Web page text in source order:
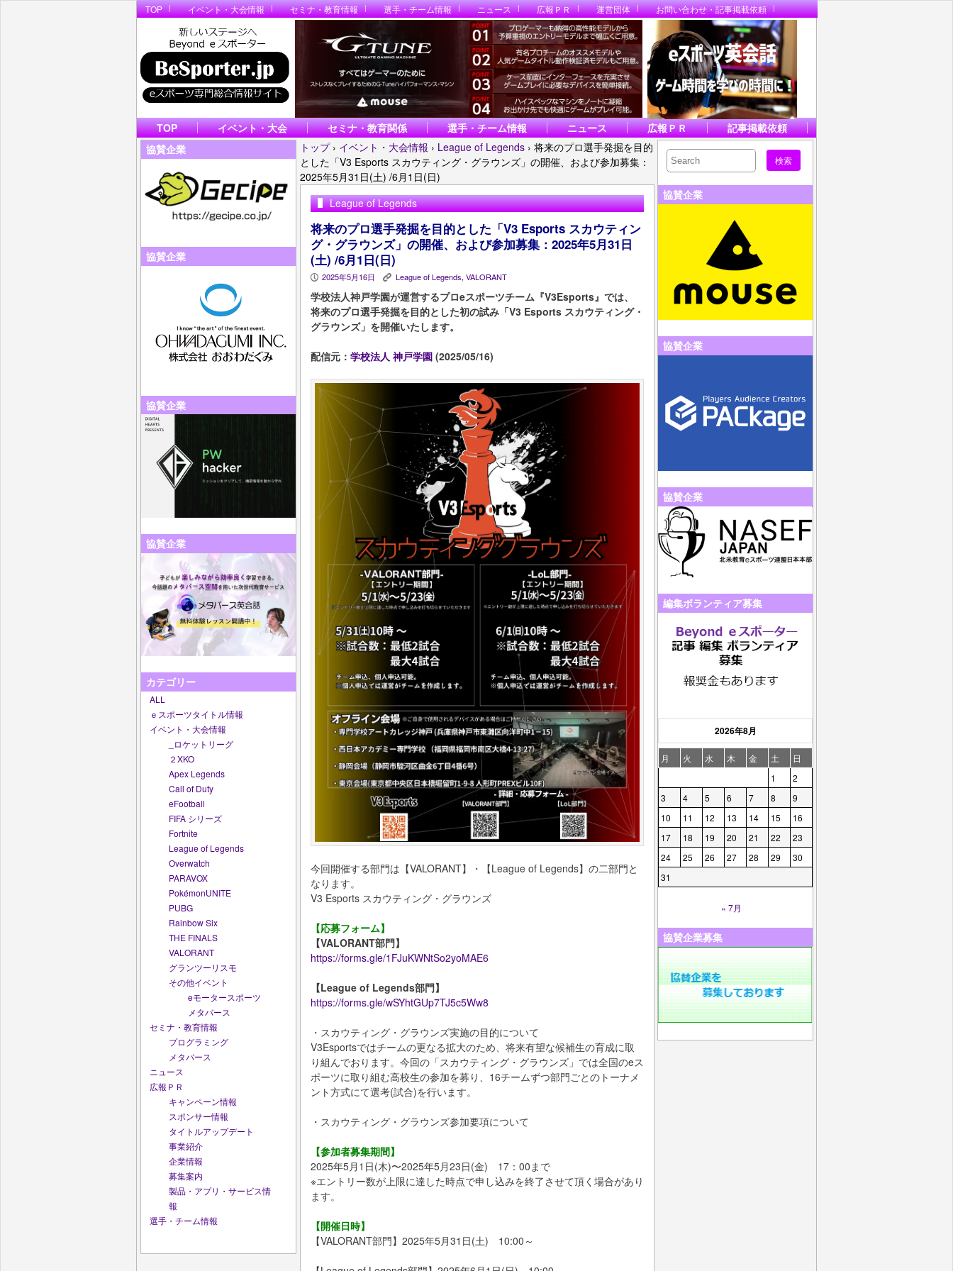
TOP イベント・大会情報 セミナ・教育情報 選手・チーム情報 ニュース 広報ＰＲ 運営団体 お問い合わせ・記事掲載依頼
TOP イベント・大会 セミナ・教育関係 選手・チーム情報 ニュース 広報ＰＲ
記事掲載依頼
協賛企業
協賛企業
協賛企業
協賛企業
カテゴリー
ALL
ｅスポーツタイトル情報
イベント・大会情報
_ロケットリーグ
２XKO
Apex Legends
Call of Duty
eFootball
FIFA シリーズ
Fortnite
League of Legends
Overwatch
PARAVOX
PokémonUNITE
PUBG
Rainbow Six
THE FINALS
VALORANT
グランツーリスモ
その他イベント
eモータースポーツ
メタバース
セミナ・教育情報
プログラミング
メタバース
ニュース
広報ＰＲ
キャンペーン情報
スポンサー情報
タイトルアップデート
事業紹介
企業情報
募集案内
製品・アプリ・サービス情
報
選手・チーム情報
トップ › イベント・大会情報 › League of Legends › 将来のプロ選手発掘を目的
とした「V3 Esports スカウティング・グラウンズ」の開催、および参加募集：
2025年5月31日(土) /6月1日(日)
League of Legends
将来のプロ選手発掘を目的とした「V3 Esports スカウティン
グ・グラウンズ」の開催、および参加募集：2025年5月31日
(土) /6月1日(日)
P 2025年5月16日 K League of Legends, VALORANT
学校法人神戸学園が運営するプロeスポーツチーム『V3Esports』では、
将来のプロ選手発掘を目的とした初の試み「V3 Esports スカウティング・
グラウンズ」を開催いたします。
配信元： 学校法人 神戸学園 (2025/05/16)
今回開催する部門は【VALORANT】・【League of Legends】の二部門と
なります。
V3 Esports スカウティング・グラウンズ
【応募フォーム】
【VALORANT部門】
https://forms.gle/1FJuKWNtSo2yoMAE6
【League of Legends部門】
https://forms.gle/wSYhtGUp7TJ5c5Ww8
・スカウティング・グラウンズ実施の目的について
V3Esportsではチームの更なる拡大のため、将来有望な候補生の育成に取
り組んでおります。今回の「スカウティング・グラウンズ」では全国のeス
ポーツに取り組む高校生の参加を募り、16チームずつ部門ごとのトーナメ
ント方式にて選考(試合)を行います。
・スカウティング・グラウンズ参加要項について
【参加者募集期間】
2025年5月1日(木)〜2025年5月23日(金) 17：00まで
※エントリー数が上限に達した時点で申し込みを終了させて頂く場合があり
ます。
【開催日時】
【VALORANT部門】2025年5月31日(土) 10:00～
協賛企業
協賛企業
協賛企業
編集ボランティア募集
2026年8月
月 火 水 木 金 土
日
1
2
3
4 5 6 7 8
9
10
11 12 13 14 15
16
17
18 19 20 21 22
23
24
25 26 27 28 29
30
31
« 7月
協賛企業募集